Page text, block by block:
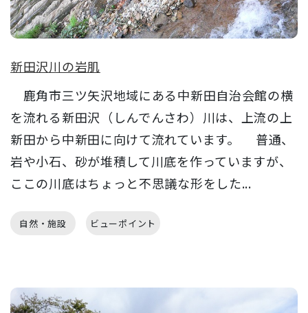
新田沢川の岩肌
鹿角市三ツ矢沢地域にある中新田自治会館の横
を流れる新田沢（しんでんさわ）川は、上流の上
新田から中新田に向けて流れています。 普通、
岩や小石、砂が堆積して川底を作っていますが、
ここの川底はちょっと不思議な形をした...
自然・施設 ビューポイント